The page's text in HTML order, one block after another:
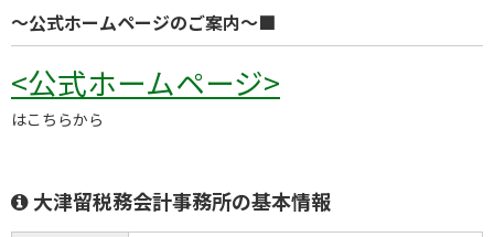
～公式ホームページのご案内～■
<公式ホームページ>
はこちらから
大津留税務会計事務所の基本情報